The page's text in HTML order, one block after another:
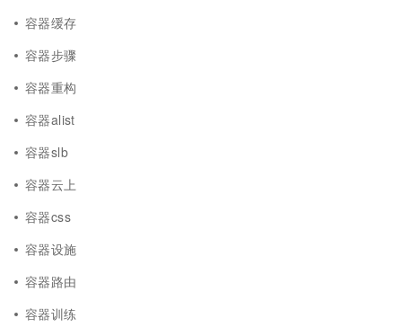
容器缓存
容器步骤
容器重构
容器alist
容器slb
容器云上
容器css
容器设施
容器路由
容器训练